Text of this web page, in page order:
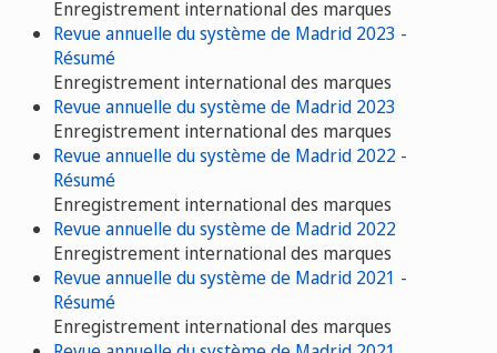
Enregistrement international des marques
Revue annuelle du système de Madrid 2023 -
Résumé
Enregistrement international des marques
Revue annuelle du système de Madrid 2023
Enregistrement international des marques
Revue annuelle du système de Madrid 2022 -
Résumé
Enregistrement international des marques
Revue annuelle du système de Madrid 2022
Enregistrement international des marques
Revue annuelle du système de Madrid 2021 -
Résumé
Enregistrement international des marques